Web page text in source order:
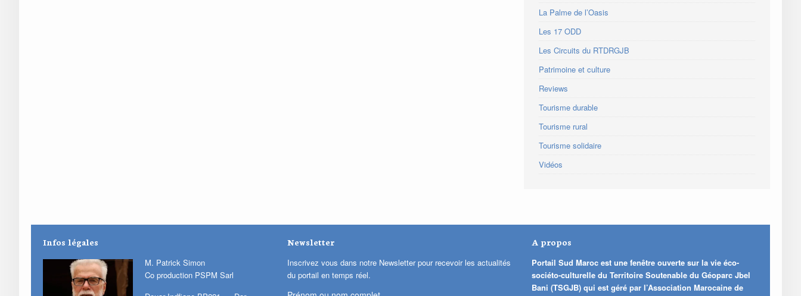
La Palme de l’Oasis
Les 17 ODD
Les Circuits du RTDRGJB
Patrimoine et culture
Reviews
Tourisme durable
Tourisme rural
Tourisme solidaire
Vidéos
Infos légales
M. Patrick Simon
Co production PSPM Sarl
Newsletter
Inscrivez vous dans notre Newsletter pour recevoir les actualités
du portail en temps réel.
A propos
Portail Sud Maroc est une fenêtre ouverte sur la vie éco-
sociéto-culturelle du Territoire Soutenable du Géoparc Jbel
Bani (TSGJB) qui est géré par l’Association Marocaine de